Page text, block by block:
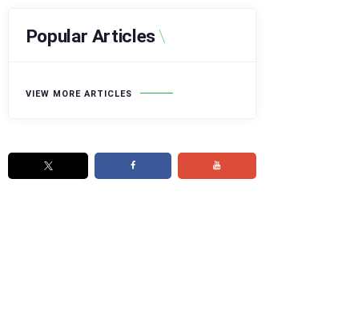
Popular Articles
VIEW MORE ARTICLES